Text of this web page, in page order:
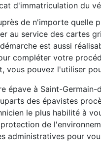
d'immatriculation du
de n'importe quelle
au service des cartes
est aussi
compléter votre
vous pouvez l'utiliser
épave à Saint-
des épavistes
le plus habilité à
de
administratives pour